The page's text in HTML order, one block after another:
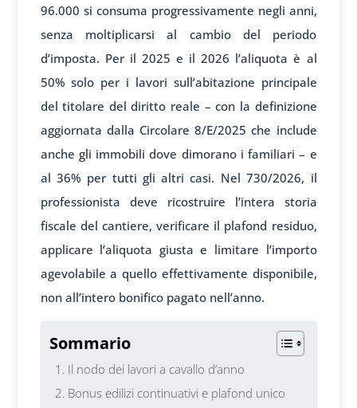
96.000 si consuma progressivamente negli anni,
senza moltiplicarsi al cambio del periodo
d’imposta. Per il 2025 e il 2026 l’aliquota è al
50% solo per i lavori sull’abitazione principale
del titolare del diritto reale – con la definizione
aggiornata dalla Circolare 8/E/2025 che include
anche gli immobili dove dimorano i familiari – e
al 36% per tutti gli altri casi. Nel 730/2026, il
professionista deve ricostruire l’intera storia
fiscale del cantiere, verificare il plafond residuo,
applicare l’aliquota giusta e limitare l’importo
agevolabile a quello effettivamente disponibile,
non all’intero bonifico pagato nell’anno.
Sommario
Il nodo dei lavori a cavallo d’anno
Bonus edilizi continuativi e plafond unico